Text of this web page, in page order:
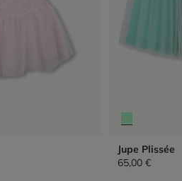
Jupe Plissée
65,00 €